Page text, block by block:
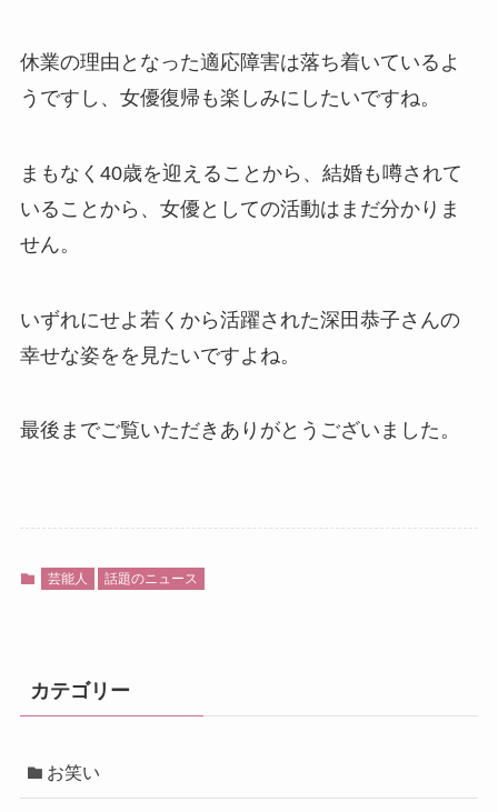
休業の理由となった適応障害は落ち着いているよ
うですし、女優復帰も楽しみにしたいですね。
まもなく40歳を迎えることから、結婚も噂されて
いることから、女優としての活動はまだ分かりま
せん。
いずれにせよ若くから活躍された深田恭子さんの
幸せな姿をを見たいですよね。
最後までご覧いただきありがとうございました。
芸能人 話題のニュース
カテゴリー
お笑い